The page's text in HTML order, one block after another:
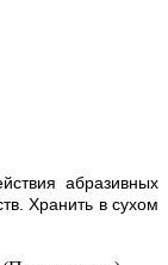
абразивных
Хранить в сухом